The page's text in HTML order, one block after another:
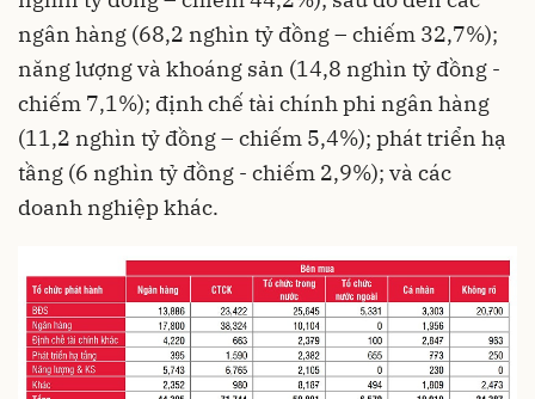
ngân hàng (68,2 nghìn tỷ đồng – chiếm 32,7%);
năng lượng và khoáng sản (14,8 nghìn tỷ đồng -
chiếm 7,1%); định chế tài chính phi ngân hàng
(11,2 nghìn tỷ đồng – chiếm 5,4%); phát triển hạ
tầng (6 nghìn tỷ đồng - chiếm 2,9%); và các
doanh nghiệp khác.